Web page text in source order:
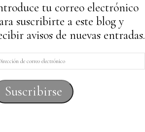
tu correo electrónico
suscribirte a este blog y
avisos de nuevas entradas.
Suscribirse